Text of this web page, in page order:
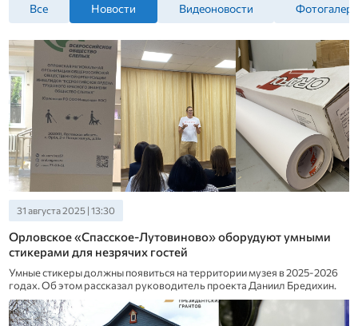
Все Новости Видеоновости
31 августа 2025 | 13:30
Орловское «Спасское-Лутовиново» оборудуют умными
стикерами для незрячих гостей
Умные стикеры должны появиться на территории музея в 2025-2026
годах. Об этом рассказал руководитель проекта Даниил Бредихин.